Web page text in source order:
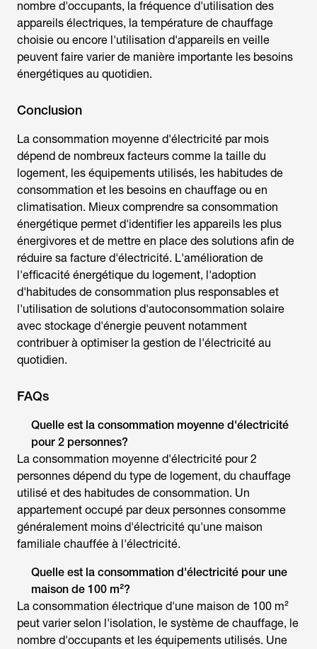
nombre d'occupants, la fréquence d'utilisation des
appareils électriques, la température de chauffage
choisie ou encore l'utilisation d'appareils en veille
peuvent faire varier de manière importante les besoins
énergétiques au quotidien.
Conclusion
La consommation moyenne d'électricité par mois
dépend de nombreux facteurs comme la taille du
logement, les équipements utilisés, les habitudes de
consommation et les besoins en chauffage ou en
climatisation. Mieux comprendre sa consommation
énergétique permet d'identifier les appareils les plus
énergivores et de mettre en place des solutions afin de
réduire sa facture d'électricité. L'amélioration de
l'efficacité énergétique du logement, l'adoption
d'habitudes de consommation plus responsables et
l'utilisation de solutions d'autoconsommation solaire
avec stockage d'énergie peuvent notamment
contribuer à optimiser la gestion de l'électricité au
quotidien.
FAQs
Quelle est la consommation moyenne d'électricité
pour 2 personnes?
La consommation moyenne d'électricité pour 2
personnes dépend du type de logement, du chauffage
utilisé et des habitudes de consommation. Un
appartement occupé par deux personnes consomme
généralement moins d'électricité qu'une maison
familiale chauffée à l'électricité.
Quelle est la consommation d'électricité pour une
maison de 100 m²?
La consommation électrique d'une maison de 100 m²
peut varier selon l'isolation, le système de chauffage, le
nombre d'occupants et les équipements utilisés. Une